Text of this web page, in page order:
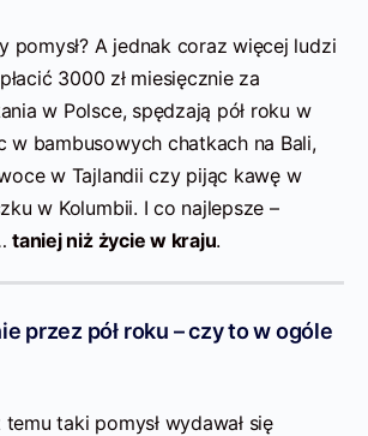
pomysł? A jednak coraz więcej ludzi
3000 zł miesięcznie za
w Polsce, spędzają pół roku w
bambusowych chatkach na Bali,
w Tajlandii czy pijąc kawę w
w Kolumbii. I co najlepsze –
taniej niż życie w kraju.
przez pół roku – czy to w ogóle
taki pomysł wydawał się